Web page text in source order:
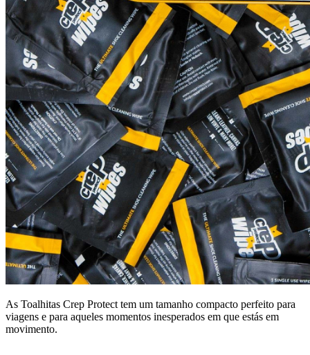
As Toalhitas Crep Protect tem um tamanho compacto perfeito para
viagens e para aqueles momentos inesperados em que estás em
movimento.